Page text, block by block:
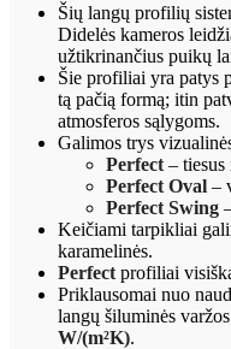
Šių langų profilių
Didelės kameros
užtikrinančius puikų
Šie profiliai yra patys
tą pačią formą; itin
atmosferos sąlygoms.
Galimos trys
Perfect –
Perfect Oval –
Perfect Swing
Keičiami tarpikliai
karamelinės.
Perfect profiliai
Priklausomai nuo
langų šiluminės
W/(m²K).